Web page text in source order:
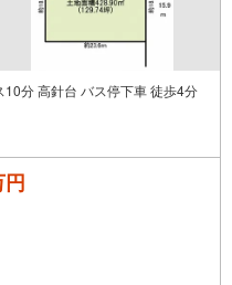
分 高針台 バス停下車 徒歩4分